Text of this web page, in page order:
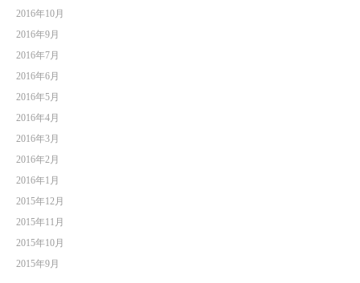
2016年10月
2016年9月
2016年7月
2016年6月
2016年5月
2016年4月
2016年3月
2016年2月
2016年1月
2015年12月
2015年11月
2015年10月
2015年9月